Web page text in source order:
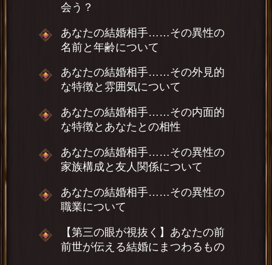
会う？
あなたの結婚相手……その異性の
名前と年齢について
あなたの結婚相手……その外見的
な特徴と雰囲気について
あなたの結婚相手……その内面的
な特徴とあなたとの相性
あなたの結婚相手……その異性の
家族構成と友人関係について
あなたの結婚相手……その異性の
職業について
【第三の眼が視抜く】あなたの前
前世が伝える結婚にまつわるもの